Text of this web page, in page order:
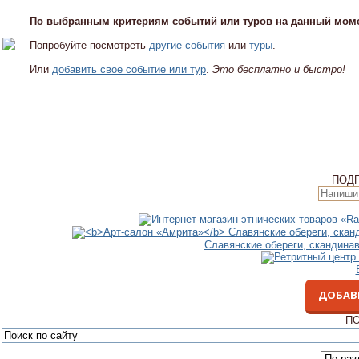
По выбранным критериям событий или туров на данный
Попробуйте посмотреть другие события или туры
Или добавить свое событие или тур Это бесплатно и быстро!
Славянские обереги,